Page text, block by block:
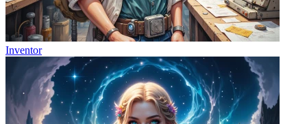
Inventor